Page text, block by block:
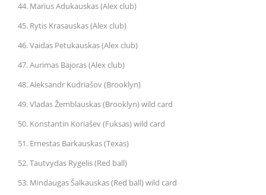
44. Marius Adukauskas (Alex club)
45. Rytis Krasauskas (Alex club)
46. Vaidas Petukauskas (Alex club)
47. Aurimas Bajoras (Alex club)
48. Aleksandr Kudriašov (Brooklyn)
49. Vladas Žemblauskas (Brooklyn) wild card
50. Konstantin Koriašev (Fuksas) wild card
51. Ernestas Barkauskas (Texas)
52. Tautvydas Rygelis (Red ball)
53. Mindaugas Šalkauskas (Red ball) wild card